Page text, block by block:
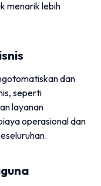
menarik lebih
dan
seperti
layanan
operasional dan